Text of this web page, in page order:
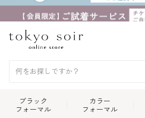
ブラック
フォーマル
カラー
フォーマル